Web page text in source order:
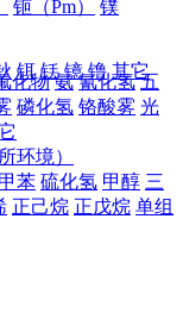
钷（Pm）
镤
化物 氨 氰化氢 五
磷化氢 铬酸雾 光
环境）
苯 硫化氢 甲醇 三
正己烷 正戊烷 单组
铒 铥 镱 镥 其它